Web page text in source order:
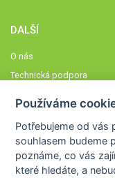
DALŠÍ
O nás
Technická podpora
Členové STOBklubu
Zásady nakládání s
Otestujte se
Používáme
Potřebujeme od vás
souhlasem budeme
poznáme,co vás
které hledáte, a